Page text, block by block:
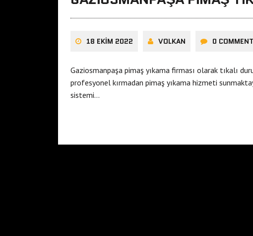
18 EKIM 2022 VOLKAN 0
Gaziosmanpaşa pimaş yıkama firması olarak tıkalı
profesyonel kırmadan pimaş yıkama hizmeti
sistemi…